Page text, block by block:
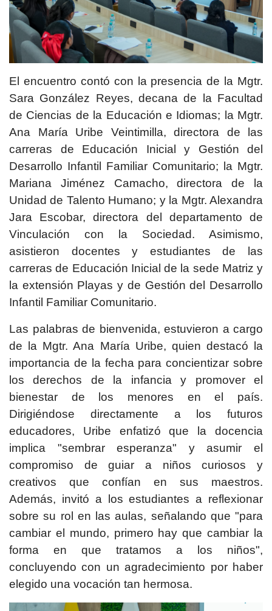
El encuentro contó con la presencia de la Mgtr.
Sara González Reyes, decana de la Facultad
de Ciencias de la Educación e Idiomas; la Mgtr.
Ana María Uribe Veintimilla, directora de las
carreras de Educación Inicial y Gestión del
Desarrollo Infantil Familiar Comunitario; la Mgtr.
Mariana Jiménez Camacho, directora de la
Unidad de Talento Humano; y la Mgtr. Alexandra
Jara Escobar, directora del departamento de
Vinculación con la Sociedad. Asimismo,
asistieron docentes y estudiantes de las
carreras de Educación Inicial de la sede Matriz y
la extensión Playas y de Gestión del Desarrollo
Infantil Familiar Comunitario.
Las palabras de bienvenida, estuvieron a cargo
de la Mgtr. Ana María Uribe, quien destacó la
importancia de la fecha para concientizar sobre
los derechos de la infancia y promover el
bienestar de los menores en el país.
Dirigiéndose directamente a los futuros
educadores, Uribe enfatizó que la docencia
implica "sembrar esperanza" y asumir el
compromiso de guiar a niños curiosos y
creativos que confían en sus maestros.
Además, invitó a los estudiantes a reflexionar
sobre su rol en las aulas, señalando que "para
cambiar el mundo, primero hay que cambiar la
forma en que tratamos a los niños",
concluyendo con un agradecimiento por haber
elegido una vocación tan hermosa.